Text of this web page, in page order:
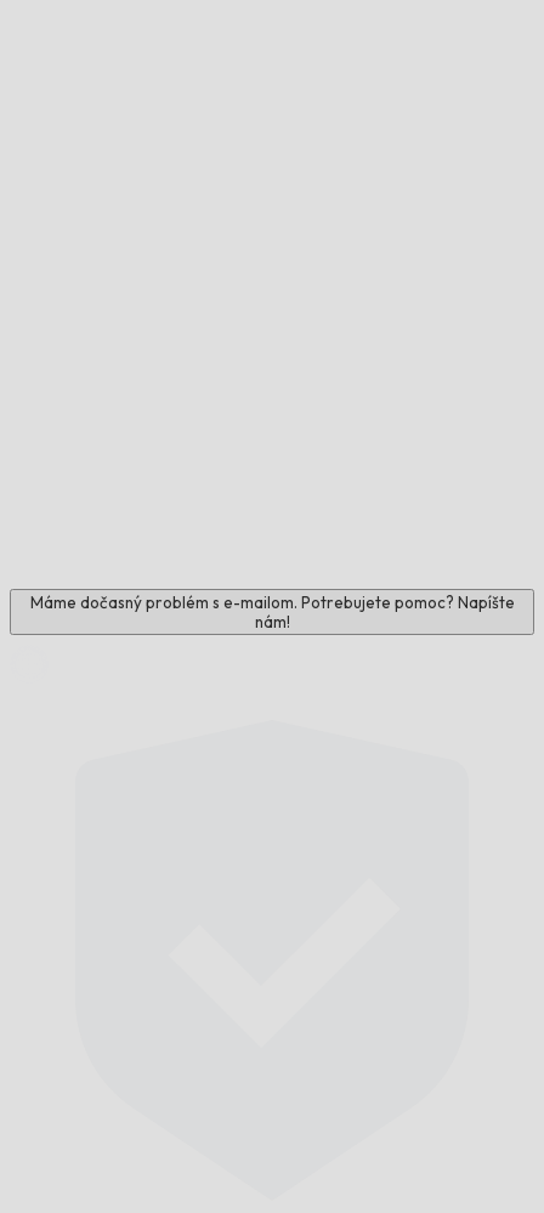
Máme dočasný problém s e-mailom. Potrebujete pomoc? Napíšte
nám!